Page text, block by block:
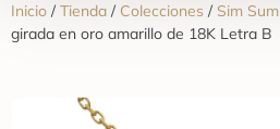
Inicio /Tienda / Colecciones / Sim Sum
girada en oro amarillo de 18K Letra B